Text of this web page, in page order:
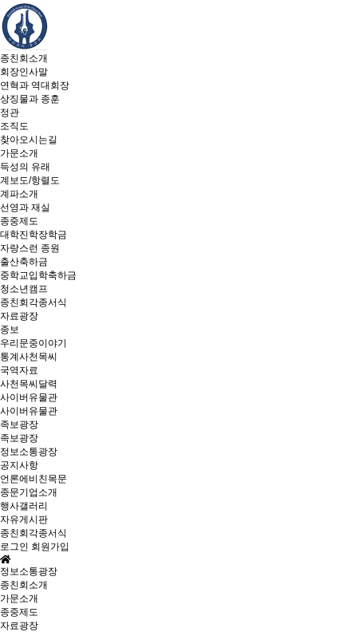
종친회소개
회장인사말
연혁과 역대회장
상징물과 종훈
정관
조직도
찾아오시는길
가문소개
득성의 유래
계보도/항렬도
계파소개
선영과 재실
종중제도
대학진학장학금
자랑스런 종원
출산축하금
중학교입학축하금
청소년캠프
종친회각종서식
자료광장
종보
우리문중이야기
통계사천목씨
국역자료
사천목씨달력
사이버유물관
사이버유물관
족보광장
족보광장
정보소통광장
공지사항
언론에비친목문
종문기업소개
행사갤러리
자유게시판
종친회각종서식
로그인 회원가입
정보소통광장
종친회소개
가문소개
종중제도
자료광장